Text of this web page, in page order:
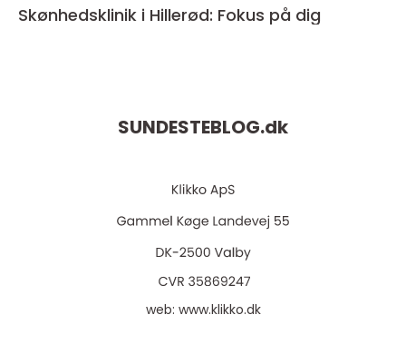
Skønhedsklinik i Hillerød: Fokus på dig
SUNDESTEBLOG.dk
web: www.klikko.dk